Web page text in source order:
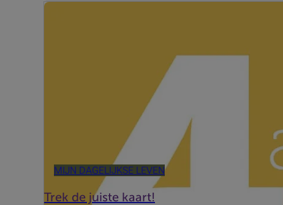
MIJN DAGELIJKSE LEVEN
Trek de juiste kaart!
Iedereen gaat af en toe wel eens graag shoppen. En